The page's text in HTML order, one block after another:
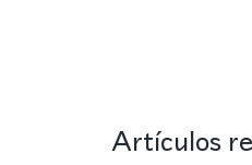
Artículos